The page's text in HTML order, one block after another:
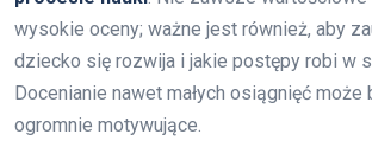
wysokie oceny; ważne jest również, aby
dziecko się rozwija i jakie postępy robi w
Docenianie nawet małych osiągnięć
ogromnie motywujące.